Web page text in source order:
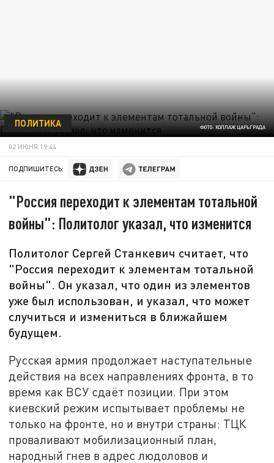
ФОТО: КОЛЛАЖ ЦАРЬГРАДА
ПОЛИТИКА
02 ИЮНЯ 19:44
ПОДПИШИТЕСЬ:
"Россия переходит к элементам тотальной
войны": Политолог указал, что изменится
Политолог Сергей Станкевич считает, что
"Россия переходит к элементам тотальной
войны". Он указал, что один из элементов
уже был использован, и указал, что может
случиться и измениться в ближайшем
будущем.
Русская армия продолжает наступательные
действия на всех направлениях фронта, в то
время как ВСУ сдаёт позиции. При этом
киевский режим испытывает проблемы не
только на фронте, но и внутри страны: ТЦК
проваливают мобилизационный план,
народный гнев в адрес людоловов и